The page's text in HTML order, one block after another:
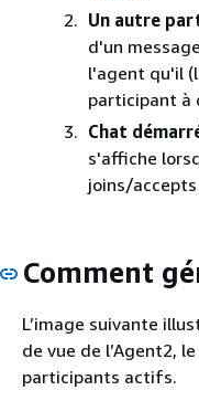
Un autre
d'un
l'agent qu'il
participant à
Chat
s'affiche
joins/
Comment
L’image suivante
de vue de l’Agent2,
participants actifs.